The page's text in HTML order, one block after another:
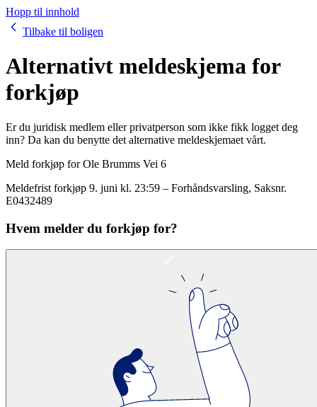
Hopp til innhold
Tilbake til boligen
Alternativt meldeskjema for
forkjøp
Er du juridisk medlem eller privatperson som ikke fikk logget deg
inn? Da kan du benytte det alternative meldeskjemaet vårt.
Meld forkjøp forOle Brumms Vei 6
Meldefrist forkjøp 9. juni kl. 23:59 – Forhåndsvarsling, Saksnr.
E0432489
Hvem melder du forkjøp for?